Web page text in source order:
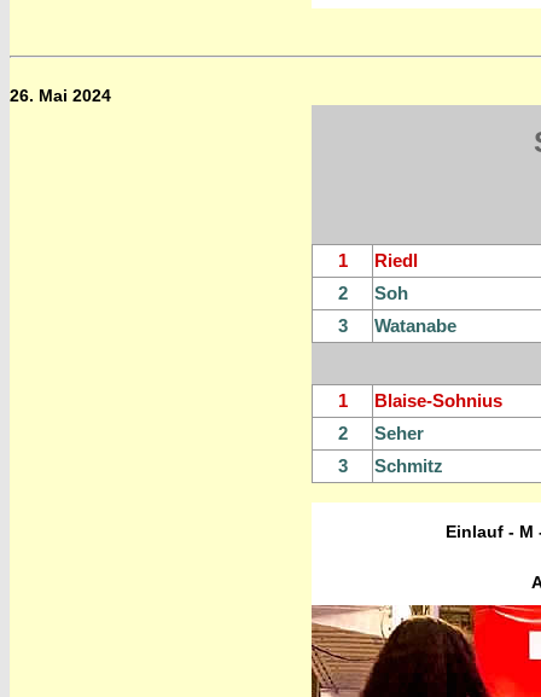
26. Mai 2024
1
Riedl
2
Soh
3
Watanabe
1
Blaise-Sohnius
2
Seher
3
Schmitz
Einlauf - M